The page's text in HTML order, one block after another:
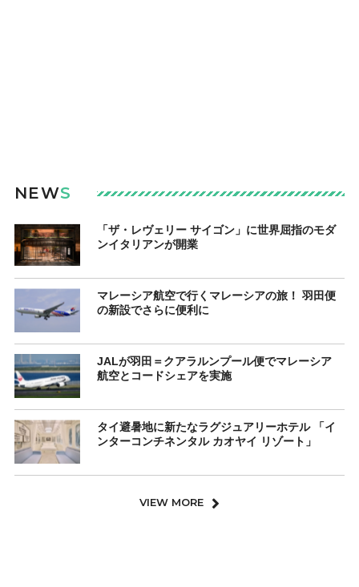
NEWS
「ザ・レヴェリー サイゴン」に世界屈指のモダ
ンイタリアンが開業
マレーシア航空で行くマレーシアの旅！ 羽田便
の新設でさらに便利に
JALが羽田＝クアラルンプール便でマレーシア
航空とコードシェアを実施
タイ避暑地に新たなラグジュアリーホテル 「イ
ンターコンチネンタル カオヤイ リゾート」
VIEW MORE